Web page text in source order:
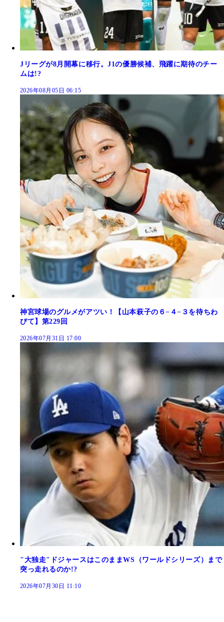
Jリーグが8月開幕に移行。J1の優勝候補、飛躍に期待のチー
ムは!?
2026年08月05日 06:15
神宮球場のグルメがアツい！【山本萩子の６−４−３を待ちわ
びて】第229回
2026年07月31日 17:00
"大独走"ドジャースはこのままWS（ワールドシリーズ）まで
突っ走れるのか!?
2026年07月30日 11:10